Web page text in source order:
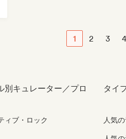
1 2 3 4
別キュレーター／プロ
ィブ・ロック
タイ
人気